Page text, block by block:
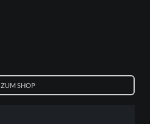
ZUM SHOP